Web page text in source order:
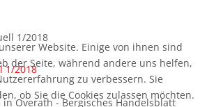
1/2018
Website. Einige von ihnen sind
der Seite, während andere uns helfen,
zu verbessern. Sie
ob Sie die Cookies zulassen möchten.